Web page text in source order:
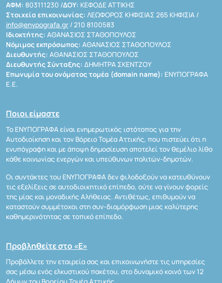
ΑΦΜ: 803111230 /ΔΟΥ: ΚΕΦΟΔΕ ΑΤΤΙΚΗΣ
Στοιχεία επικοινωνίας: ΛΕΩΦΟΡΟΣ ΚΗΦΙΣΙΑΣ 265 ΚΗΦΙΣΙΑ /
info@enypografa.gr / 210 8100583
Ιδιοκτήτης: ΑΘΑΝΑΣΙΟΣ ΣΤΑΘΟΠΟΥΛΟΣ
Νόμιμος εκπρόσωπος: ΑΘΑΝΑΣΙΟΣ ΣΤΑΘΟΠΟΥΛΟΣ
Διευθυντής: ΑΘΑΝΑΣΙΟΣ ΣΤΑΘΟΠΟΥΛΟΣ
Διευθυντής Σύνταξης: ΔΗΜΗΤΡΑ ΣΚΕΝΤΖΟΥ
Επωνυμία του ονόματος τομέα (domain name): ΕΝΥΠΟΓΡΑΦΑ
Ε.Ε.
Ποιοι είμαστε
Το ΕΝΥΠΟΓΡΑΦΑ είναι ενημερωτικός ιστότοπος για την
Αυτοδιοίκηση και τον Βόρειο Τομέα Αττικής, που πιστεύει ότι η
ενυπόγραφη και με άποψη δημοσίευση αποτελεί τον θεμέλιο λίθο
κάθε κοινωνίας ενεργών και υπεύθυνων πολιτών-δημοτών.
Οι συντάκτες του ΕΝΥΠΟΓΡΑΦΑ δεν φιλοδοξούν να κατευθύνουν
τις εξελίξεις σε αυτοδιοικητικό επίπεδο, ούτε να γίνουν φορείς
της μίας και μοναδικής Αλήθειας. Αντιθέτως, επιθυμούν να
καταστούν συμμέτοχοι στη συν-διαμόρφωση μιας καλύτερης
καθημερινότητας σε τοπικό επίπεδο.
Προβληθείτε στο «Ε»
Προβάλλετε την εταιρεία σας και επικοινωνήστε τις υπηρεσίες
σας μέσω ενός ελκυστικού πακέτου, στο δυναμικό κοινό των 12